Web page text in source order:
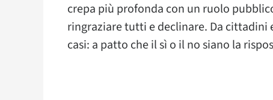
crepa più profonda con un ruolo
ringraziare tutti e declinare. Da
casi: a patto che il sì o il no siano la